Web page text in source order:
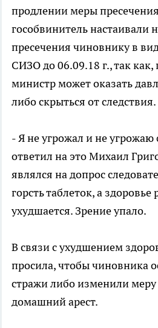
продлении меры
гособвинитель настаивали
пресечения чиновнику в
СИЗО до 06.09.18 г., так как,
министр может оказать
либо скрыться от следствия.
- Я не угрожал и не угрожаю
ответил на это Михаил
являлся на допрос
горсть таблеток, а здоровье
ухудшается. Зрение упало.
В связи с ухудшением
просила, чтобы чиновника
стражи либо изменили меру
домашний арест.